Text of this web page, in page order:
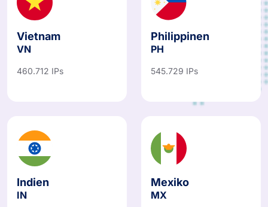
Vietnam
VN
460.712 IPs
Philippinen
PH
545.729 IPs
Indien
IN
Mexiko
MX